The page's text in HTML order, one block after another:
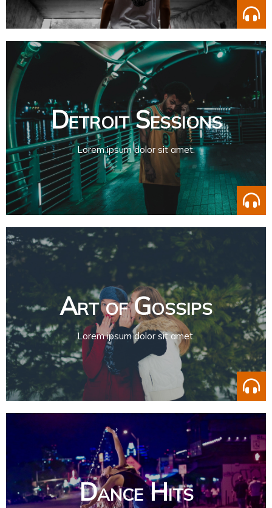
Detroit Sessions
Lorem ipsum dolor sit amet.
Art of Gossips
Lorem ipsum dolor sit amet.
Dance Hits